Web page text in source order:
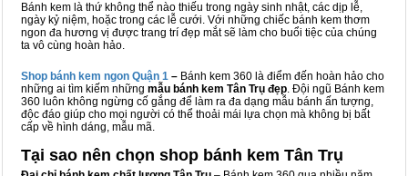
Bánh kem là thứ không thể nào thiếu trong ngày sinh nhật, các dịp lễ,
ngày kỷ niệm, hoặc trong các lễ cưới. Với những chiếc bánh kem thơm
ngon đa hương vị được trang trí đẹp mắt sẽ làm cho buổi tiệc của chúng
ta vô cùng hoàn hảo.
Shop bánh kem ngon Quận 1 – Bánh kem 360 là điểm đến hoàn hảo cho
những ai tìm kiếm những mẫu bánh kem Tân Trụ đẹp. Đội ngũ Bánh kem
360 luôn không ngừng cố gắng để làm ra đa dạng mẫu bánh ấn tượng,
độc đáo giúp cho mọi người có thể thoải mái lựa chọn mà không bị bất
cấp về hình dáng, mẫu mã.
Tại sao nên chọn shop bánh kem Tân Trụ